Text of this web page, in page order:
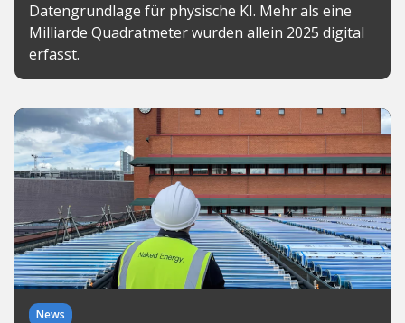
Datengrundlage für physische KI. Mehr als eine
Milliarde Quadratmeter wurden allein 2025 digital
erfasst.
News